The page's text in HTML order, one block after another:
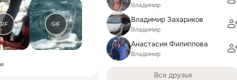
GIF
Владимир
Владимир Захариков
Владимир
Анастасия Филиппова
Владимир
Все друзья